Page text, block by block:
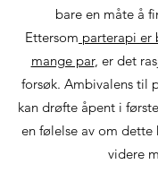
bare en måte å
Ettersom parterapi er
mange par, er det
forsøk. Ambivalens til
kan drøfte åpent i
en følelse av om
videre